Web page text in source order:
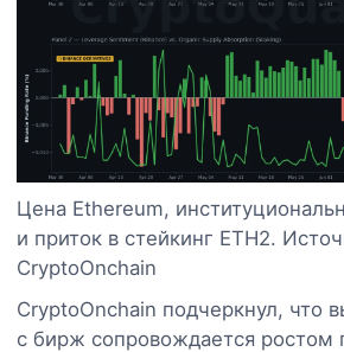
Цена Ethereum,
и приток в стейкинг ETH2.
CryptoOnchain
CryptoOnchain подчеркнул, что
с бирж сопровождается ростом